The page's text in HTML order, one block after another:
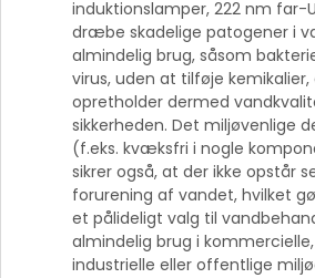
induktionslamper, 222 nm far-
dræbe skadelige patogener i
almindelig brug, såsom
virus, uden at tilføje kemikalier,
opretholder dermed
sikkerheden. Det miljøvenlige
(f.eks. kvæksfri i nogle
sikrer også, at der ikke opstår
forurening af vandet, hvilket
et pålideligt valg til
almindelig brug i kommercielle,
industrielle eller offentlige